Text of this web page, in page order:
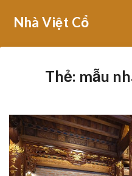
Nhà Việt Cổ
Thẻ: mẫu